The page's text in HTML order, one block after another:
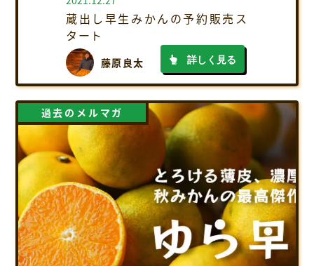
蔵出し早生みかんの予約販売ス
タート
藤原良太 詳しく見る
過去のメルマガ